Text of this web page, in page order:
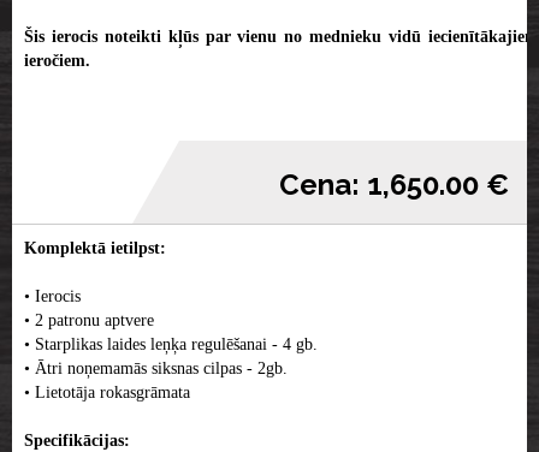
Šis ierocis noteikti kļūs par vienu no mednieku vidū iecienītākajiem
ieročiem.
Cena: 1,650.00 €
Komplektā ietilpst:
• Ierocis
• 2 patronu aptvere
• Starplikas laides leņķa regulēšanai - 4 gb.
• Ātri noņemamās siksnas cilpas - 2gb.
• Lietotāja rokasgrāmata
Specifikācijas: